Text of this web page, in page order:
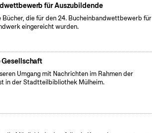
für Auszubildende
Bücher, die für den 24. Bucheinbandwettbewerb für
eingereicht wurden.
Umgang mit Nachrichten im Rahmen der
in der Stadtteilbibliothek Mülheim.